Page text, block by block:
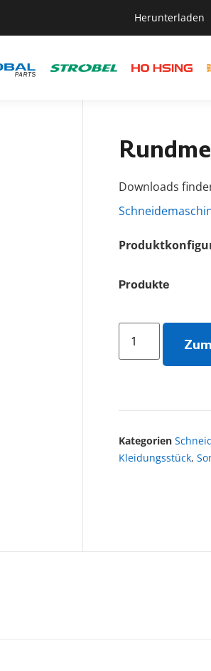
Herunterladen
Downloads
Produkte
Kategorien
Kleidungsstück,